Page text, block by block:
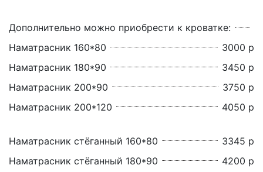
Дополнительно можно приобрести к кроватке:
Наматрасник 160*80
3000 р
Наматрасник 180*90
3450 р
Наматрасник 200*90
3750 р
Наматрасник 200*120
4050 р
Наматрасник стёганный 160*80
3345 р
Наматрасник стёганный 180*90
4200 р